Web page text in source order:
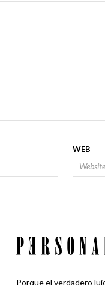
WEB
Porque el verdadero